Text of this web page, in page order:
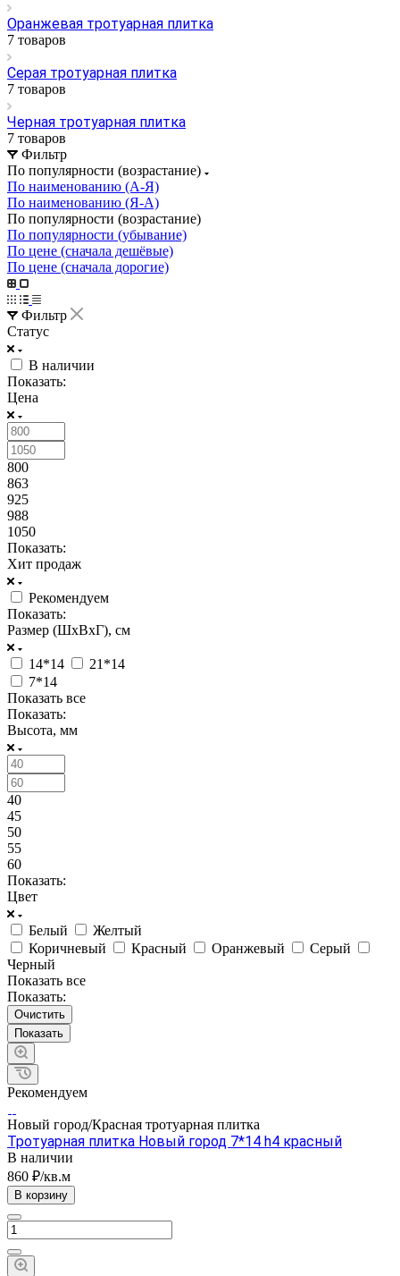
Оранжевая тротуарная плитка
7 товаров
Серая тротуарная плитка
7 товаров
Черная тротуарная плитка
7 товаров
Фильтр
По популярности (возрастание)
По наименованию (А-Я)
По наименованию (Я-А)
По популярности (возрастание)
По популярности (убывание)
По цене (сначала дешёвые)
По цене (сначала дорогие)
Фильтр
Статус
В наличии
Показать:
Цена
800
863
925
988
1050
Показать:
Хит продаж
Рекомендуем
Показать:
Размер (ШxВxГ), см
14*14
21*14
7*14
Показать все
Показать:
Высота, мм
40
45
50
55
60
Показать:
Цвет
Белый
Желтый
Коричневый
Красный Оранжевый
Серый
Черный
Показать все
Показать:
Очистить
Рекомендуем
Новый город/Красная тротуарная плитка
Тротуарная плитка Новый город 7*14 h4 красный
В наличии
860 ₽/кв.м
В корзину